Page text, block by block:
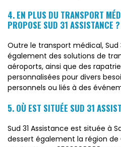
4. EN PLUS DU TRANSPORT
PROPOSE SUD 31 ASSISTANCE ?
Outre le transport médical, Sud
également des solutions de
aéroports, ainsi que des
personnalisées pour divers
personnels ou liés à des
5. OÙ EST SITUÉE SUD 31
Sud 31 Assistance est située à
dessert également la région de